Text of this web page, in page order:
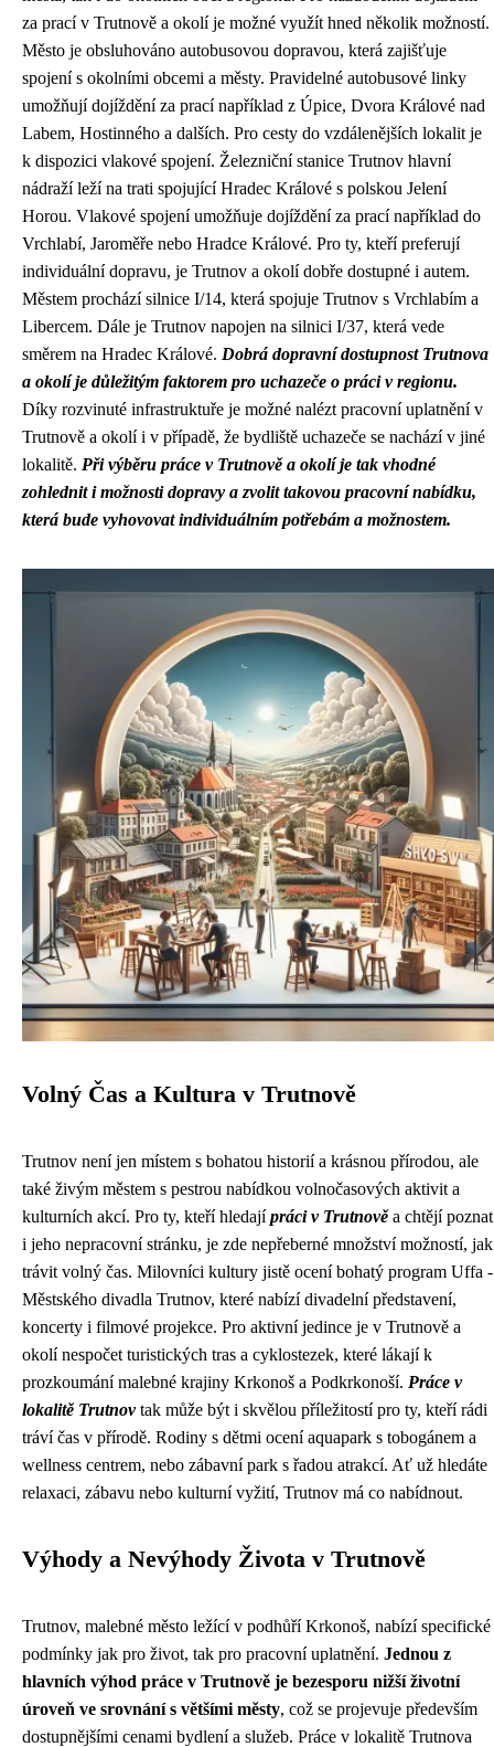
za prací v Trutnově a okolí je možné využít hned několik možností.
Město je obsluhováno autobusovou dopravou, která zajišťuje
spojení s okolními obcemi a městy. Pravidelné autobusové linky
umožňují dojíždění za prací například z Úpice, Dvora Králové nad
Labem, Hostinného a dalších. Pro cesty do vzdálenějších lokalit je
k dispozici vlakové spojení. Železniční stanice Trutnov hlavní
nádraží leží na trati spojující Hradec Králové s polskou Jelení
Horou. Vlakové spojení umožňuje dojíždění za prací například do
Vrchlabí, Jaroměře nebo Hradce Králové. Pro ty, kteří preferují
individuální dopravu, je Trutnov a okolí dobře dostupné i autem.
Městem prochází silnice I/14, která spojuje Trutnov s Vrchlabím a
Libercem. Dále je Trutnov napojen na silnici I/37, která vede
směrem na Hradec Králové. Dobrá dopravní dostupnost Trutnova
a okolí je důležitým faktorem pro uchazeče o práci v regionu.
Díky rozvinuté infrastruktuře je možné nalézt pracovní uplatnění v
Trutnově a okolí i v případě, že bydliště uchazeče se nachází v jiné
lokalitě. Při výběru práce v Trutnově a okolí je tak vhodné
zohlednit i možnosti dopravy a zvolit takovou pracovní nabídku,
která bude vyhovovat individuálním potřebám a možnostem.
Volný Čas a Kultura v Trutnově
Trutnov není jen místem s bohatou historií a krásnou přírodou, ale
také živým městem s pestrou nabídkou volnočasových aktivit a
kulturních akcí. Pro ty, kteří hledajípráci v Trutnověa chtějí poznat
i jeho nepracovní stránku, je zde nepřeberné množství možností, jak
trávit volný čas. Milovníci kultury jistě ocení bohatý program Uffa -
Městského divadla Trutnov, které nabízí divadelní představení,
koncerty i filmové projekce. Pro aktivní jedince je v Trutnově a
okolí nespočet turistických tras a cyklostezek, které lákají k
prozkoumání malebné krajiny Krkonoš a Podkrkonoší. Práce v
lokalitě Trutnovtak může být i skvělou příležitostí pro ty, kteří rádi
tráví čas v přírodě. Rodiny s dětmi ocení aquapark s tobogánem a
wellness centrem, nebo zábavní park s řadou atrakcí. Ať už hledáte
relaxaci, zábavu nebo kulturní vyžití, Trutnov má co nabídnout.
Výhody a Nevýhody Života v Trutnově
Trutnov, malebné město ležící v podhůří Krkonoš, nabízí specifické
podmínky jak pro život, tak pro pracovní uplatnění. Jednou z
hlavních výhod práce v Trutnově je bezesporu nižší životní
úroveň ve srovnání s většími městy, což se projevuje především
dostupnějšími cenami bydlení a služeb. Práce v lokalitě Trutnova